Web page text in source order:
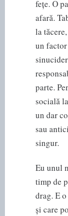
fețe. O
afară.
la
un
parte.
socială
un dar
sau
singur.
Eu unul
timp de
drag. E
și care